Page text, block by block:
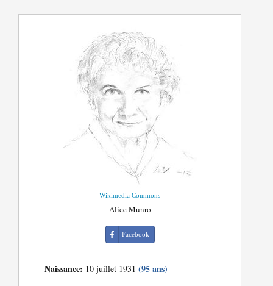
Wikimedia Commons
Alice Munro
Facebook
Naissance: 10 juillet 1931(95 ans)